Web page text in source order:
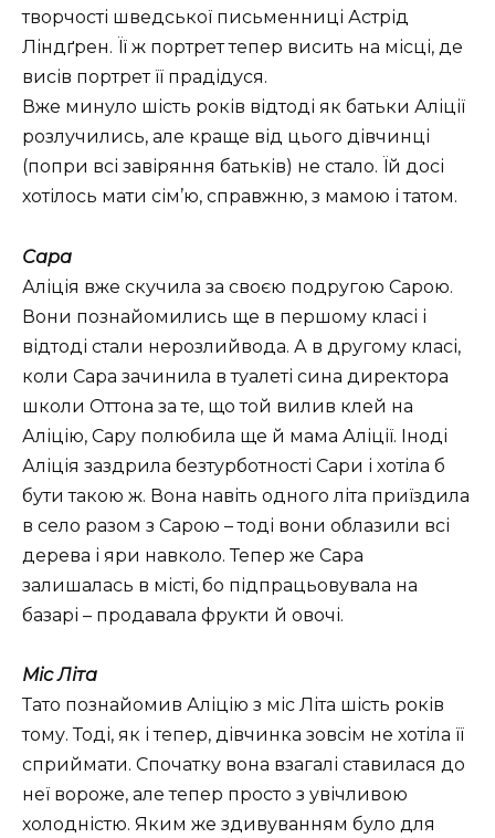
творчості шведської письменниці Астрід
Ліндґрен. Її ж портрет тепер висить на місці, де
висів портрет її прадідуся.
Вже минуло шість років відтоді як батьки Аліції
розлучились, але краще від цього дівчинці
(попри всі завіряння батьків) не стало. Їй досі
хотілось мати сім’ю, справжню, з мамою і татом.
Сара
Аліція вже скучила за своєю подругою Сарою.
Вони познайомились ще в першому класі і
відтоді стали нерозлийвода. А в другому класі,
коли Сара зачинила в туалеті сина директора
школи Оттона за те, що той вилив клей на
Аліцію, Сару полюбила ще й мама Аліції. Іноді
Аліція заздрила безтурботності Сари і хотіла б
бути такою ж. Вона навіть одного літа приїздила
в село разом з Сарою – тоді вони облазили всі
дерева і яри навколо. Тепер же Сара
залишалась в місті, бо підпрацьовувала на
базарі – продавала фрукти й овочі.
Міс Літа
Тато познайомив Аліцію з міс Літа шість років
тому. Тоді, як і тепер, дівчинка зовсім не хотіла її
сприймати. Спочатку вона взагалі ставилася до
неї вороже, але тепер просто з увічливою
холодністю. Яким же здивуванням було для